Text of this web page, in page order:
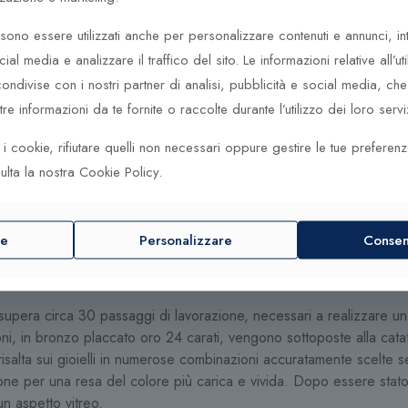
facile da indossare grazie all’apertura che lo caratterizza
appassionata, si laurea nel 2012 alla Facoltà di
di Milano. Alla sua passione per le imbarcazioni,
fin da giovanissima a disegnare e realizzare collezioni di
dal nonno, Francesca riscopre le basi dell’artigianato
e realizzato in Italia, da artigiani esperti.
Studiati insieme ad artigiani orafi, vogliono regalare
idee dell’imprenditrice dà vita a linee dettate
circa 30 passaggi di lavorazione, necessari a realizzare
in bronzo placcato oro 24 carati, vengono sottoposte alla
sui gioielli in numerose combinazioni accuratamente scelte
per una resa del colore più carica e vivida. Dopo essere
aspetto vitreo.
essere utilizzati anche per personalizzare contenuti e annunci,
media e analizzare il traffico del sito. Le informazioni relative
con i nostri partner di analisi, pubblicità e social media,
informazioni da te fornite o raccolte durante l’utilizzo dei loro
i cookie, rifiutare quelli non necessari oppure gestire le tue
la nostra Cookie Policy.
Personalizzare